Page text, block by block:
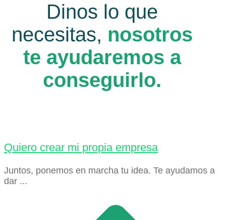
Dinos lo que
necesitas, nosotros
te ayudaremos a
conseguirlo.
Quiero crear mi propia empresa
Juntos, ponemos en marcha tu idea. Te ayudamos a
dar ...